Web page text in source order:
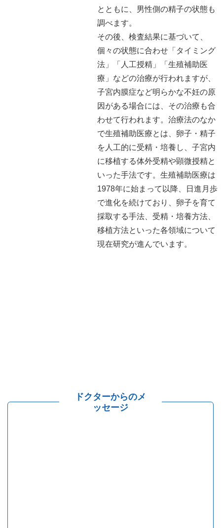
とともに、男性側の精子の状態も
調べます。
その後、検査結果に基づいて、
個々の状態に合わせ「タイミング
法」「人工授精」「生殖補助医
療」などの治療が行われますが、
子宮内膜症など明らかな不妊の原
因がある場合には、その治療も合
わせて行われます。治療法のなか
で生殖補助医療とは、卵子・精子
を人工的に受精・培養し、子宮内
に移植する体外受精や顕微授精と
いった手法です。生殖補助医療は
1978年に始まって以降、日進月歩
で進化を続けており、卵子を育て
採取する手法、受精・培養方法、
移植方法といった各領域について
現在研究が進んでいます。
ドクターからのメ
ッセージ